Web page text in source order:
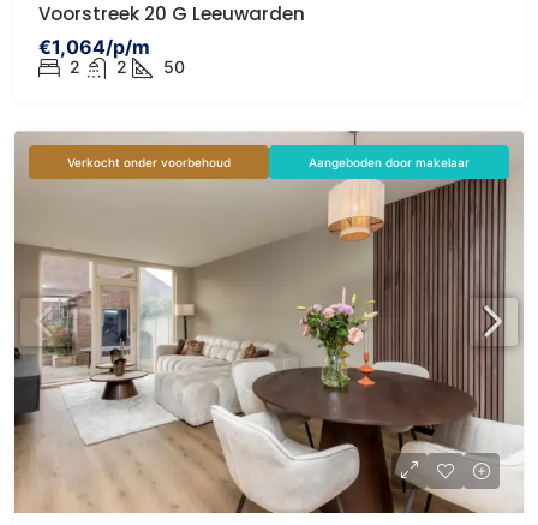
Voorstreek 20 G Leeuwarden
€1,064/p/m
2 2 50
Verkocht onder voorbehoud Aangeboden door makelaar